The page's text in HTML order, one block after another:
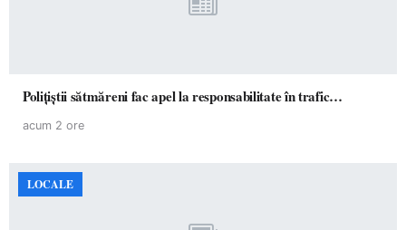
Polițiștii sătmăreni fac apel la responsabilitate în trafic…
acum 2 ore
LOCALE